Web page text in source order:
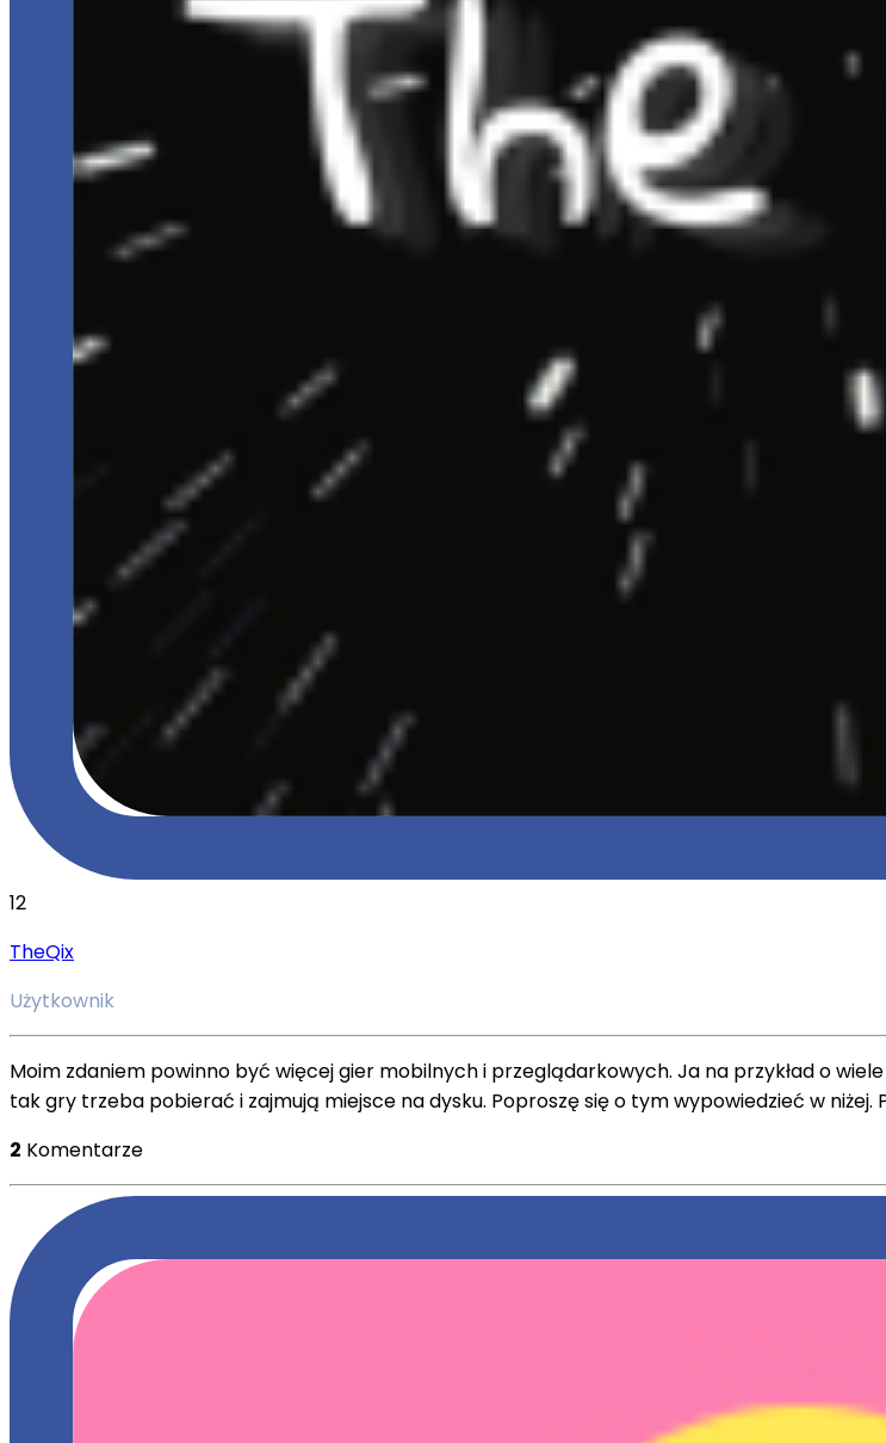
12
TheQix
Użytkownik
Moim zdaniem powinno być więcej gier mobilnych i przeglądarkowych. Ja na przykład o
tak gry trzeba pobierać i zajmują miejsce na dysku. Poproszę się o tym wypowiedzieć w niżej.
2 Komentarze